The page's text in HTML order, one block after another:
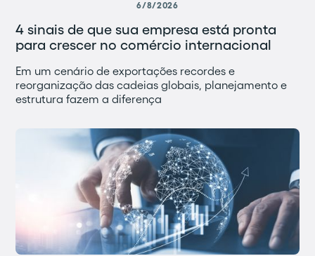
6/8/2026
4 sinais de que sua empresa está pronta
para crescer no comércio internacional
Em um cenário de exportações recordes e
reorganização das cadeias globais, planejamento e
estrutura fazem a diferença